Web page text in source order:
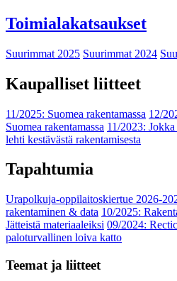
Toimialakatsaukset
Suurimmat 2025 Suurimmat 2024
Kaupalliset liitteet
11/2025: Suomea rakentamassa 12/
Suomea rakentamassa 11/2023:
lehti kestävästä rakentamisesta
Tapahtumia
Urapolkuja-oppilaitoskiertue 2026-
rakentaminen & data 10/2025:
Jätteistä materiaaleiksi 09/2024:
paloturvallinen loiva katto
Teemat ja liitteet